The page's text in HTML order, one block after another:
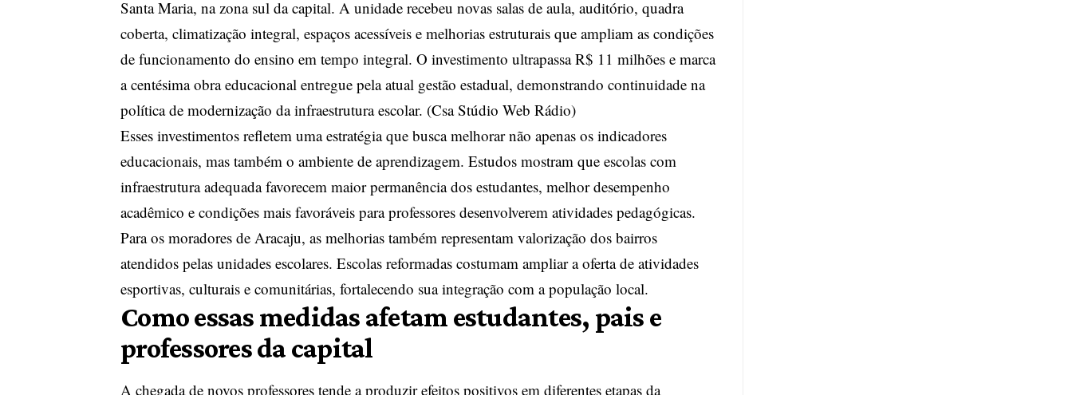
Santa Maria, na zona sul da capital. A unidade recebeu novas salas de aula, auditório, quadra
coberta, climatização integral, espaços acessíveis e melhorias estruturais que ampliam as condições
de funcionamento do ensino em tempo integral. O investimento ultrapassa R$ 11 milhões e marca
a centésima obra educacional entregue pela atual gestão estadual, demonstrando continuidade na
política de modernização da infraestrutura escolar. (Csa Stúdio Web Rádio)
Esses investimentos refletem uma estratégia que busca melhorar não apenas os indicadores
educacionais, mas também o ambiente de aprendizagem. Estudos mostram que escolas com
infraestrutura adequada favorecem maior permanência dos estudantes, melhor desempenho
acadêmico e condições mais favoráveis para professores desenvolverem atividades pedagógicas.
Para os moradores de Aracaju, as melhorias também representam valorização dos bairros
atendidos pelas unidades escolares. Escolas reformadas costumam ampliar a oferta de atividades
esportivas, culturais e comunitárias, fortalecendo sua integração com a população local.
Como essas medidas afetam estudantes, pais e
professores da capital
A chegada de novos professores tende a produzir efeitos positivos em diferentes etapas da